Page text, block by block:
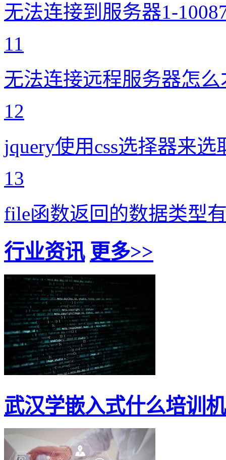
无法连接到服务器1-
11
无法连接远程服务器怎
12
jquery使用css选择器来
13
file函数返回的数据类型
行业资讯 更多>>
武汉学嵌入式什么培训